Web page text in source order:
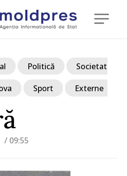
/ 09:55
Politică Societate
Sport Externe